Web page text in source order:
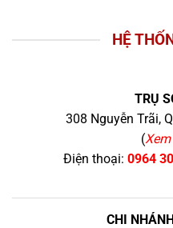
HỆ
TRỤ
308 Nguyễn Trãi,
(
Điện thoại: 0964
CHI